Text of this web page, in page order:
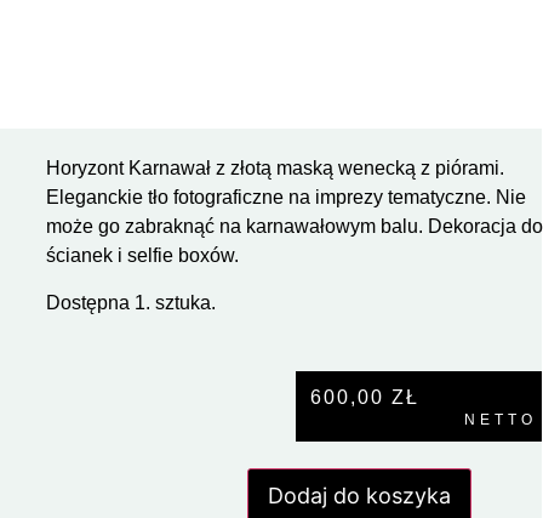
Horyzont Karnawał z złotą maską wenecką z piórami.
Eleganckie tło fotograficzne na imprezy tematyczne. Nie
może go zabraknąć na karnawałowym balu. Dekoracja do
ścianek i selfie boxów.
Dostępna 1. sztuka.
600,00 ZŁ
NETTO
Dodaj do koszyka